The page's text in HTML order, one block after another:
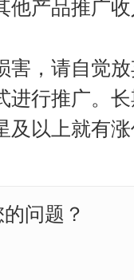
他产品推广
害，请自觉
进行推广。
及以上就有
问题？